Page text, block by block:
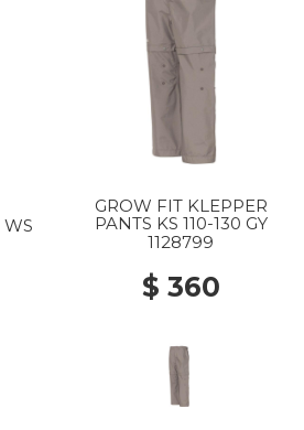
WS
GROW FIT KLEPPER
PANTS KS 110-130 GY
1128799
$ 360